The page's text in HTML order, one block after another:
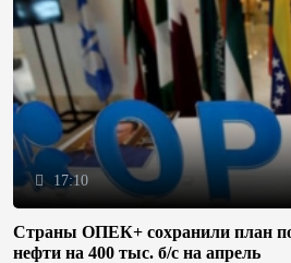
17:10
Страны ОПЕК+ сохранили план
нефти на 400 тыс. б/с на апрель